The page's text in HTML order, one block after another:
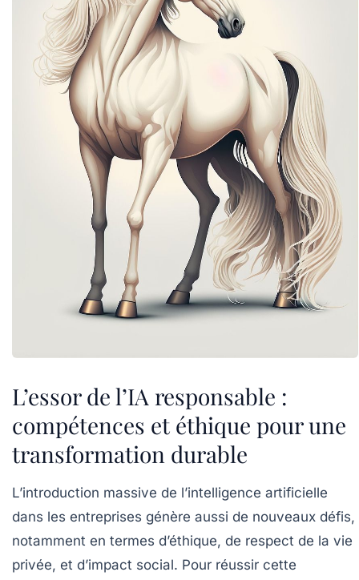
L’essor de l’IA responsable :
compétences et éthique pour une
transformation durable
L’introduction massive de l’intelligence artificielle
dans les entreprises génère aussi de nouveaux défis,
notamment en termes d’éthique, de respect de la vie
privée, et d’impact social. Pour réussir cette